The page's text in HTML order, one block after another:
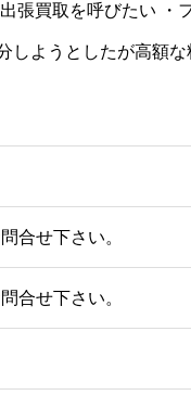
張買取を呼びたい ・
ようとしたが高額
合せ下さい。
合せ下さい。